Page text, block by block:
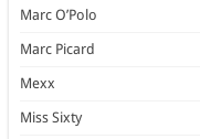
Marc O’Polo
Marc Picard
Mexx
Miss Sixty